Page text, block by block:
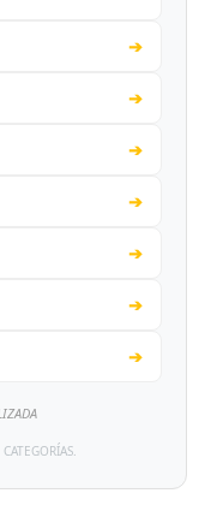
➔
➔
➔
➔
➔
➔
➔